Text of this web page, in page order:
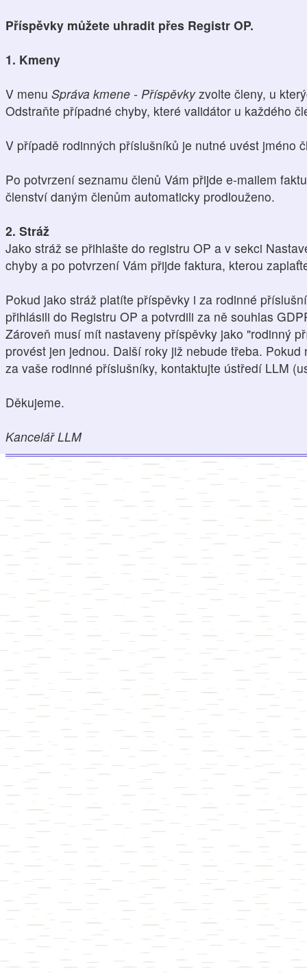
Příspěvky můžete uhradit přes Registr OP.
1. Kmeny
V menu Správa kmene - Příspěvkyzvolte členy, u
Odstraňte případné chyby, které validátor u každého
V případě rodinných příslušníků je nutné uvést jméno
Po potvrzení seznamu členů Vám přijde e-mailem
členství daným členům automaticky prodlouženo.
2. Stráž
Jako stráž se přihlašte do registru OP a v sekci
chyby a po potvrzení Vám přijde faktura, kterou
Pokud jako stráž platíte příspěvky i za rodinné
přihlásili do Registru OP a potvrdili za ně souhlas
Zároveň musí mít nastaveny příspěvky jako "rodinný
provést jen jednou. Další roky již nebude třeba.
za vaše rodinné příslušníky, kontaktujte ústředí LLM
Děkujeme.
Kancelář LLM